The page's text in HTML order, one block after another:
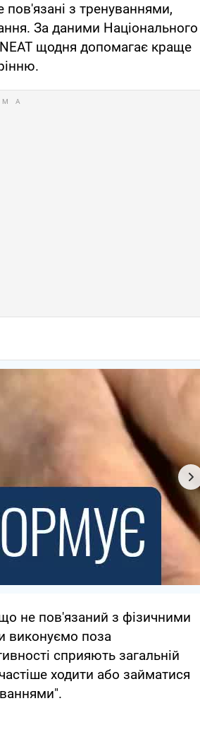
з тренуваннями,
За даними Національного
щодня допомагає краще
не пов'язаний з фізичними
виконуємо поза
сприяють загальній
ходити або займатися